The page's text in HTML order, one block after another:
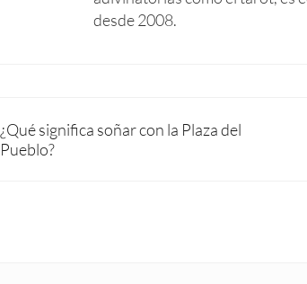
desde 2008.
¿Qué significa soñar con la Plaza del
Pueblo?